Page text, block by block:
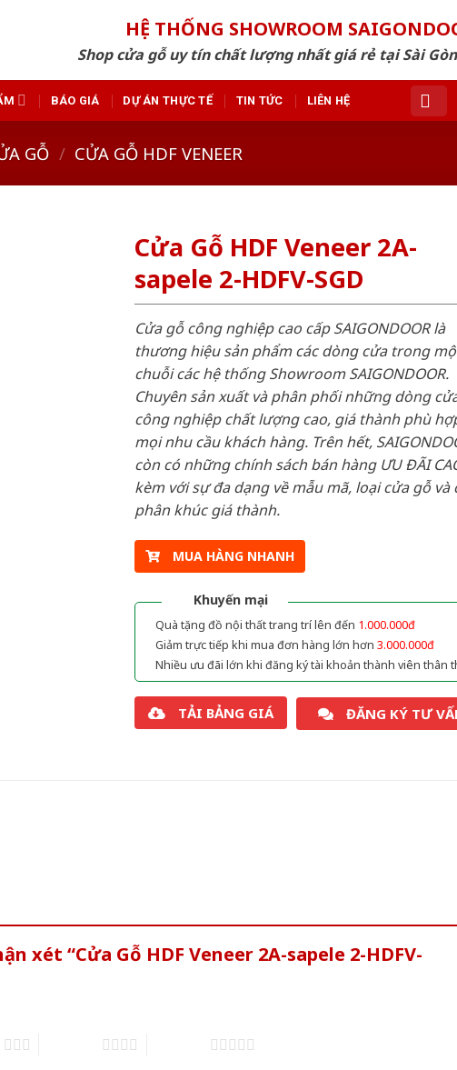
HỆ THỐNG SHOWROOM
Shop cửa gỗ uy tín chất lượng nhất giá rẻ tại Sài
BÁO GIÁ DỰ ÁN THỰC TẾ TIN TỨC LIÊN HỆ
GỖ / CỬA GỖ HDF VENEER
Cửa Gỗ HDF Veneer 2A-
sapele 2-HDFV-SGD
Cửa gỗ công nghiệp cao cấp SAIGONDOOR là
thương hiệu sản phẩm các dòng cửa trong
chuỗi các hệ thống Showroom SAIGONDOOR.
Chuyên sản xuất và phân phối những dòng
công nghiệp chất lượng cao, giá thành phù
mọi nhu cầu khách hàng. Trên hết,
còn có những chính sách bán hàng ƯU ĐÃI
kèm với sự đa dạng về mẫu mã, loại cửa gỗ và
phân khúc giá thành.
MUA HÀNG NHANH
Khuyến mại
Quà tặng đồ nội thất trang trí lên đến 1.000.000đ
Giảm trực tiếp khi mua đơn hàng lớn hơn 3.000.000đ
Nhiều ưu đãi lớn khi đăng ký tài khoản thành viên thân
TẢI BẢNG GIÁ ĐĂNG KÝ TƯ
xét “Cửa Gỗ HDF Veneer 2A-sapele 2-HDFV-